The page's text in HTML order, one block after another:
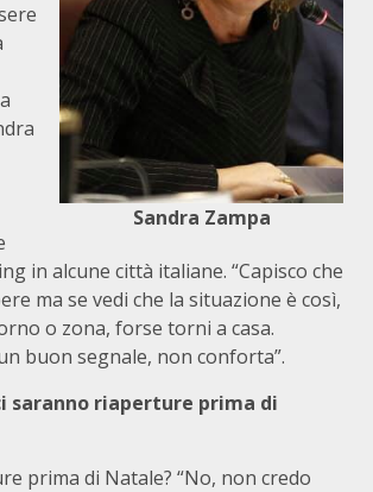
Sandra Zampa
in alcune città italiane. “Capisco che
ma se vedi che la situazione è così,
o zona, forse torni a casa.
buon segnale, non conforta”.
saranno riaperture prima di
prima di Natale? “No, non credo